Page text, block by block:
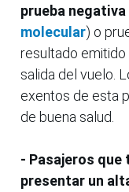
prueba negativa
molecular) o
resultado emitido
salida del vuelo.
exentos de esta
de buena salud.
- Pasajeros que
presentar un